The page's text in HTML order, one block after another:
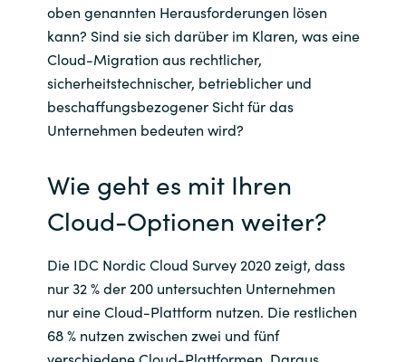
oben genannten Herausforderungen lösen
kann? Sind sie sich darüber im Klaren, was eine
Cloud-Migration aus rechtlicher,
sicherheitstechnischer, betrieblicher und
beschaffungsbezogener Sicht für das
Unternehmen bedeuten wird?
Wie geht es mit Ihren
Cloud-Optionen weiter?
Die IDC Nordic Cloud Survey 2020 zeigt, dass
nur 32 % der 200 untersuchten Unternehmen
nur eine Cloud-Plattform nutzen. Die restlichen
68 % nutzen zwischen zwei und fünf